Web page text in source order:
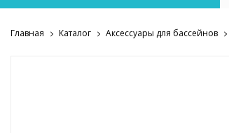
Надувная мебель
Главная Каталог Аксессуары для бассейнов